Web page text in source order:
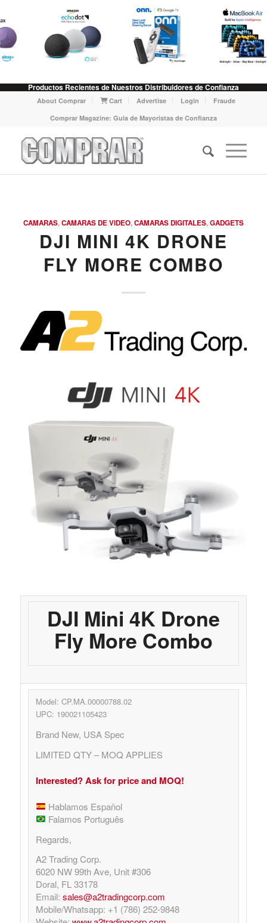
Productos Recientes de Nuestros Distribuidores de Confianza
About Comprar Cart Advertise Login
Fraude
Comprar Magazine: Guia de Mayoristas de Confianza
CAMARAS,CAMARAS DE VIDEO,CAMARAS DIGITALES,GADGETS
DJI MINI 4K DRONE
FLY MORE COMBO
DJI Mini 4K Drone
Fly More Combo
Model: CP.MA.00000788.02
UPC: 190021105423
Brand New, USA Spec
LIMITED QTY – MOQ APPLIES
Interested? Ask for price and MOQ!
Hablamos Español
Falamos Português
Regards,
A2 Trading Corp.
6020 NW 99th Ave, Unit #306
Doral, FL 33178
Email: sales@a2tradingcorp.com
Mobile/Whatsapp: +1 (786) 252-9848